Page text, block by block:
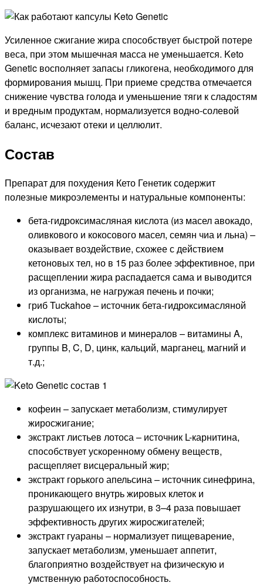
Усиленное сжигание жира способствует быстрой потере
веса, при этом мышечная масса не уменьшается. Keto
Genetic восполняет запасы гликогена, необходимого для
формирования мышц. При приеме средства отмечается
снижение чувства голода и уменьшение тяги к сладостям
и вредным продуктам, нормализуется водно-солевой
баланс, исчезают отеки и целлюлит.
Состав
Препарат для похудения Кето Генетик содержит
полезные микроэлементы и натуральные компоненты:
бета-гидроксимасляная кислота (из масел авокадо,
оливкового и кокосового масел, семян чиа и льна) –
оказывает воздействие, схожее с действием
кетоновых тел, но в 15 раз более эффективное, при
расщеплении жира распадается сама и выводится
из организма, не нагружая печень и почки;
гриб Tuckahoe – источник бета-гидроксимасляной
кислоты;
комплекс витаминов и минералов – витамины A,
группы B, C, D, цинк, кальций, марганец, магний и
т.д.;
кофеин – запускает метаболизм, стимулирует
жиросжигание;
экстракт листьев лотоса – источник L-карнитина,
способствует ускоренному обмену веществ,
расщепляет висцеральный жир;
экстракт горького апельсина – источник синефрина,
проникающего внутрь жировых клеток и
разрушающего их изнутри, в 3–4 раза повышает
эффективность других жиросжигателей;
экстракт гуараны – нормализует пищеварение,
запускает метаболизм, уменьшает аппетит,
благоприятно воздействует на физическую и
умственную работоспособность.